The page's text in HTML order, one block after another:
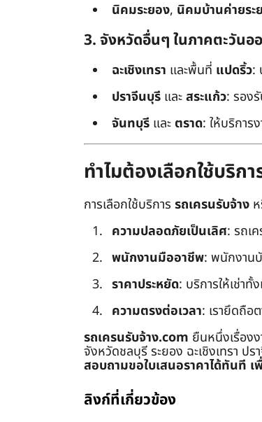
นิคมระยอง, นิคมบ้านค่ายระ
3. จังหวัดอื่นๆ ในภาคตะวันอ
ฉะเชิงเทรา และพื้นที่ แปดริ้ว:
ปราจีนบุรี และสระแก้ว: รอง
จันทบุรี และ ตราด: ให้บริการ
ทำไมต้องเลือกใช้บริก
การเลือกใช้บริการ รถเครนรับจ้าง
ความปลอดภัยเป็นเลิศ: รถเ
พนักงานมืออาชีพ: พนักงาน
ราคาประหยัด: บริการให้เช่าทั้
ความตรงต่อเวลา: เรายึดถือ
รถเครนรับจ้าง.com ยืนหนึ่งเรื่อง
จังหวัดชลบุรี ระยอง ฉะเชิงเทรา ปร
สอบถามขอใบเสนอราคาได้ทันที
ลิงก์ที่เกี่ยวข้อง